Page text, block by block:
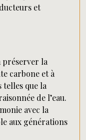
et
préserver la
carbone et à
que la
de l’eau.
avec la
aux générations